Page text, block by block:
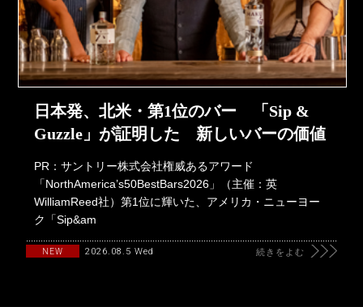
日本発、北米・第1位のバー 「Sip &
Guzzle」が証明した 新しいバーの価値
PR：サントリー株式会社権威あるアワード
「NorthAmerica’s50BestBars2026」（主催：英
WilliamReed社）第1位に輝いた、アメリカ・ニューヨー
ク「Sip&am
NEW 2026.08.5 Wed 続きをよむ